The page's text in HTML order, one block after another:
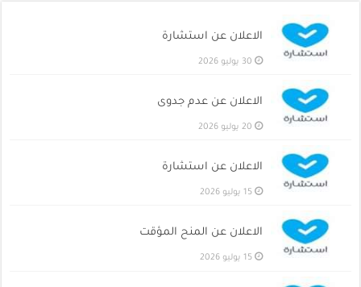
الاعلان عن استشارة
30 يوليو 2026
الاعلان عن عدم جدوى
20 يوليو 2026
الاعلان عن استشارة
15 يوليو 2026
الاعلان عن المنح المؤقت
15 يوليو 2026